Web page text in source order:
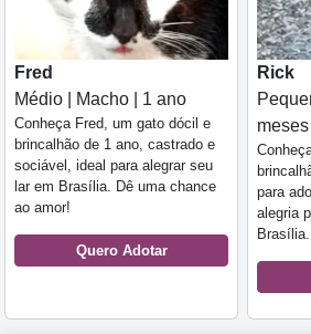
Fred
Médio | Macho | 1 ano
Conheça Fred, um gato dócil e
brincalhão de 1 ano, castrado e
sociável, ideal para alegrar seu
lar em Brasília. Dê uma chance
ao amor!
Quero Adotar
Rick
meses
para
alegria